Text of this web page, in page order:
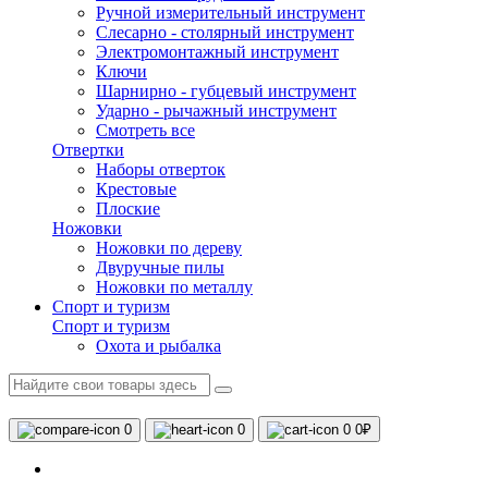
Ручной измерительный инструмент
Слесарно - столярный инструмент
Электромонтажный инструмент
Ключи
Шарнирно - губцевый инструмент
Ударно - рычажный инструмент
Смотреть все
Отвертки
Наборы отверток
Крестовые
Плоские
Ножовки
Ножовки по дереву
Двуручные пилы
Ножовки по металлу
Спорт и туризм
Спорт и туризм
Охота и рыбалка
0 0 0 0₽